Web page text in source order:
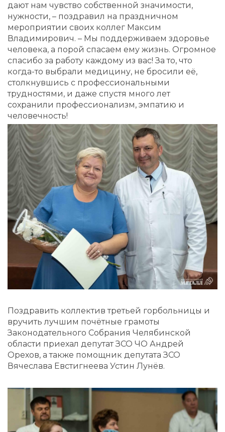
дают нам чувство собственной значимости,
нужности, – поздравил на праздничном
мероприятии своих коллег Максим
Владимирович. – Мы поддерживаем здоровье
человека, а порой спасаем ему жизнь. Огромное
спасибо за работу каждому из вас! За то, что
когда-то выбрали медицину, не бросили её,
столкнувшись с профессиональными
трудностями, и даже спустя много лет
сохранили профессионализм, эмпатию и
человечность!
Поздравить коллектив третьей горбольницы и
вручить лучшим почётные грамоты
Законодательного Собрания Челябинской
области приехал депутат ЗСО ЧО Андрей
Орехов, а также помощник депутата ЗСО
Вячеслава Евстигнеева Устин Лунёв.